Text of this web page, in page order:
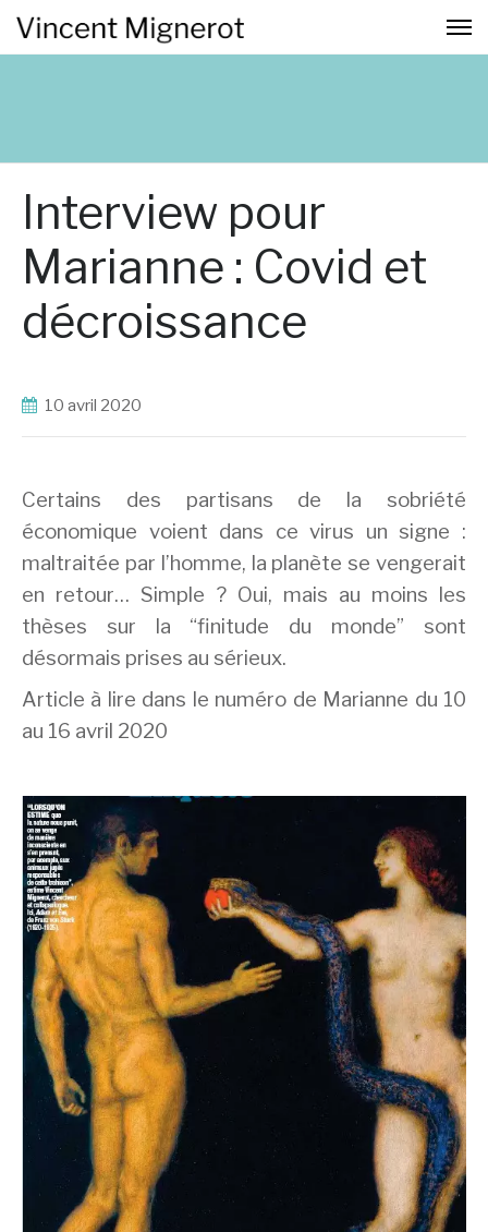
Interview pour
Marianne : Covid et
décroissance
10 avril 2020
Certains des partisans de la sobriété
économique voient dans ce virus un signe :
maltraitée par l’homme, la planète se vengerait
en retour… Simple ? Oui, mais au moins les
thèses sur la “finitude du monde” sont
désormais prises au sérieux.
Article à lire dans le numéro de Marianne du 10
au 16 avril 2020